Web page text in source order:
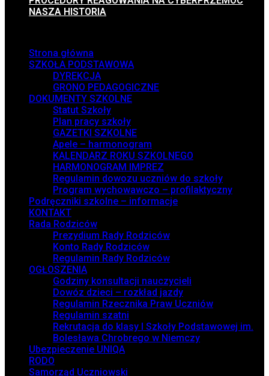
NASZA HISTORIA
Strona główna
SZKOŁA PODSTAWOWA
DYREKCJA
GRONO PEDAGOGICZNE
DOKUMENTY SZKOLNE
Statut Szkoły
Plan pracy szkoły
GAZETKI SZKOLNE
Apele – harmonogram
KALENDARZ ROKU SZKOLNEGO
HARMONOGRAM IMPREZ
Regulamin dowozu uczniów do szkoły
Program wychowawczo – profilaktyczny
Podręczniki szkolne – informacje
KONTAKT
Rada Rodziców
Prezydium Rady Rodziców
Konto Rady Rodziców
Regulamin Rady Rodziców
OGŁOSZENIA
Godziny konsultacji nauczycieli
Dowóz dzieci – rozkład jazdy
Regulamin Rzecznika Praw Uczniów
Regulamin szatni
Rekrutacja do klasy I Szkoły Podstawowej im.
Bolesława Chrobrego w Niemczy
Ubezpieczenie UNIQA
RODO
Samorząd Uczniowski